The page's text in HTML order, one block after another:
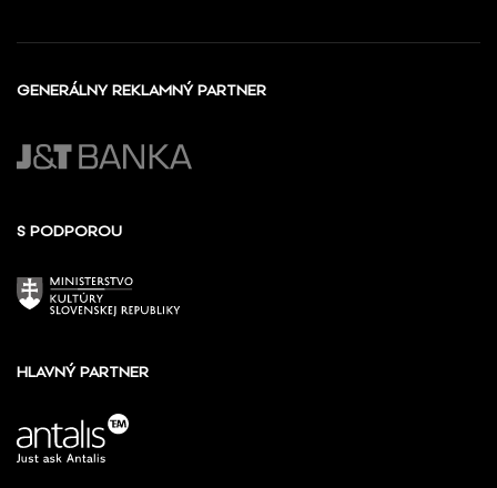
GENERÁLNY REKLAMNÝ PARTNER
S PODPOROU
HLAVNÝ PARTNER